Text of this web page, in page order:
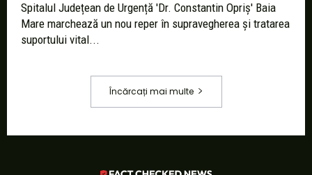
Spitalul Județean de Urgență 'Dr. Constantin Opriș' Baia
Mare marchează un nou reper în supravegherea și tratarea
suportului vital...
Încărcați mai multe